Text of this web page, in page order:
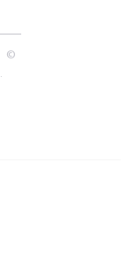
©